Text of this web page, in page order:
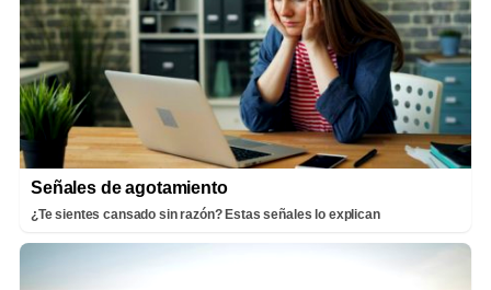
Señales de agotamiento
¿Te sientes cansado sin razón? Estas señales lo explican